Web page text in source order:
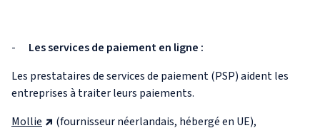
- Les services de paiement en ligne :
Les prestataires de services de paiement (PSP) aident les
entreprises à traiter leurs paiements.
Mollie
(fournisseur néerlandais, hébergé en UE),